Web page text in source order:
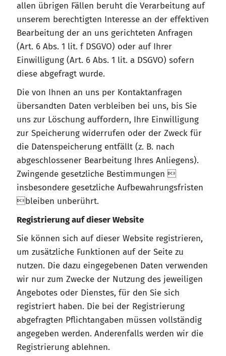
allen übrigen Fällen beruht die Verarbeitung auf
unserem berechtigten Interesse an der effektiven
Bearbeitung der an uns gerichteten Anfragen
(Art. 6 Abs. 1 lit. f DSGVO) oder auf Ihrer
Einwilligung (Art. 6 Abs. 1 lit. a DSGVO) sofern
diese abgefragt wurde.
Die von Ihnen an uns per Kontaktanfragen
übersandten Daten verbleiben bei uns, bis Sie
uns zur Löschung auffordern, Ihre Einwilligung
zur Speicherung widerrufen oder der Zweck für
die Datenspeicherung entfällt (z. B. nach
abgeschlossener Bearbeitung Ihres Anliegens).
Zwingende gesetzliche Bestimmungen 
insbesondere gesetzliche Aufbewahrungsfristen
bleiben unberührt.
Registrierung auf dieser Website
Sie können sich auf dieser Website registrieren,
um zusätzliche Funktionen auf der Seite zu
nutzen. Die dazu eingegebenen Daten verwenden
wir nur zum Zwecke der Nutzung des jeweiligen
Angebotes oder Dienstes, für den Sie sich
registriert haben. Die bei der Registrierung
abgefragten Pflichtangaben müssen vollständig
angegeben werden. Anderenfalls werden wir die
Registrierung ablehnen.